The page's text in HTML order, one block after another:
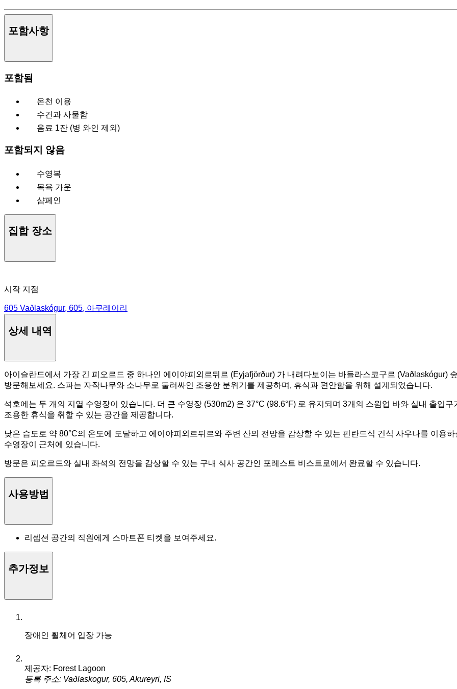
포함사항
포함됨
온천 이용
수건과 사물함
음료 1잔 (병 와인 제외)
포함되지 않음
수영복
목욕 가운
샴페인
집합 장소
시작 지점
605 Vaðlaskógur, 605, 아쿠레이리
상세 내역
아이슬란드에서 가장 긴 피오르드 중 하나인 에이야피외르뒤르 (Eyjafjörður) 가 내려다보이는 바들라스코구르 (Vaðlaskógur)
방문해보세요. 스파는 자작나무와 소나무로 둘러싸인 조용한 분위기를 제공하며, 휴식과 편안함을 위해 설계되었습니다.
석호에는 두 개의 지열 수영장이 있습니다. 더 큰 수영장 (530m2) 은 37°C (98.6°F) 로 유지되며 3개의 스윔업 바와 실내 출입
조용한 휴식을 취할 수 있는 공간을 제공합니다.
낮은 습도로 약 80°C의 온도에 도달하고 에이야피외르뒤르와 주변 산의 전망을 감상할 수 있는 핀란드식 건식 사우나를 이용
수영장이 근처에 있습니다.
방문은 피오르드와 실내 좌석의 전망을 감상할 수 있는 구내 식사 공간인 포레스트 비스트로에서 완료할 수 있습니다.
사용방법
리셉션 공간의 직원에게 스마트폰 티켓을 보여주세요.
추가정보
장애인 휠체어 입장 가능
제공자: Forest Lagoon
등록 주소: Vaðlaskogur, 605, Akureyri, IS